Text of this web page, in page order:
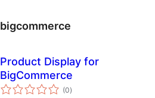
bigcommerce
Product Display for
BigCommerce
(0totale
bedømmelser
)